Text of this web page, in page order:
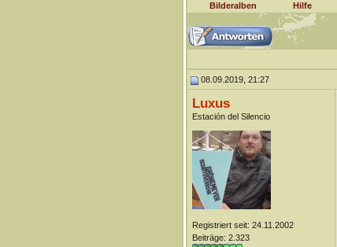
Bilderalben Hilfe
08.09.2019, 21:27
Luxus
Estación del Silencio
Registriert seit: 24.11.2002
Beiträge: 2.323